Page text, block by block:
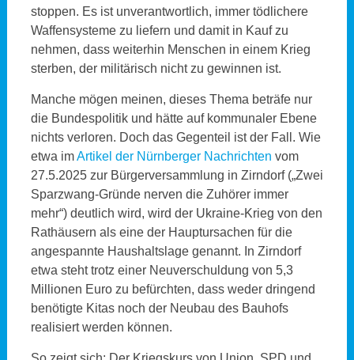
stoppen. Es ist unverantwortlich, immer tödlichere
Waffensysteme zu liefern und damit in Kauf zu
nehmen, dass weiterhin Menschen in einem Krieg
sterben, der militärisch nicht zu gewinnen ist.
Manche mögen meinen, dieses Thema beträfe nur
die Bundespolitik und hätte auf kommunaler Ebene
nichts verloren. Doch das Gegenteil ist der Fall. Wie
etwa imArtikel der Nürnberger Nachrichten vom
27.5.2025 zur Bürgerversammlung in Zirndorf („Zwei
Sparzwang-Gründe nerven die Zuhörer immer
mehr“) deutlich wird, wird der Ukraine-Krieg von den
Rathäusern als eine der Hauptursachen für die
angespannte Haushaltslage genannt. In Zirndorf
etwa steht trotz einer Neuverschuldung von 5,3
Millionen Euro zu befürchten, dass weder dringend
benötigte Kitas noch der Neubau des Bauhofs
realisiert werden können.